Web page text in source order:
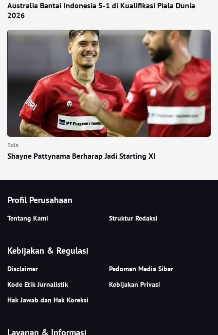
Australia Bantai Indonesia 5-1 di Kualifikasi Piala Dunia
2026
Bola
Shayne Pattynama Berharap Jadi Starting XI
Profil Perusahaan
Tentang Kami Struktur Redaksi
Kebijakan & Regulasi
Disclaimer
Pedoman Media Siber
Kode Etik Jurnalistik
Kebijakan Privasi
Hak Jawab dan Hak Koreksi
Layanan & Informasi